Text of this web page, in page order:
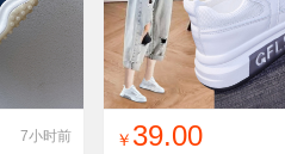
收藏
7小时前 找同款 加入铺货单
￥ 39.00